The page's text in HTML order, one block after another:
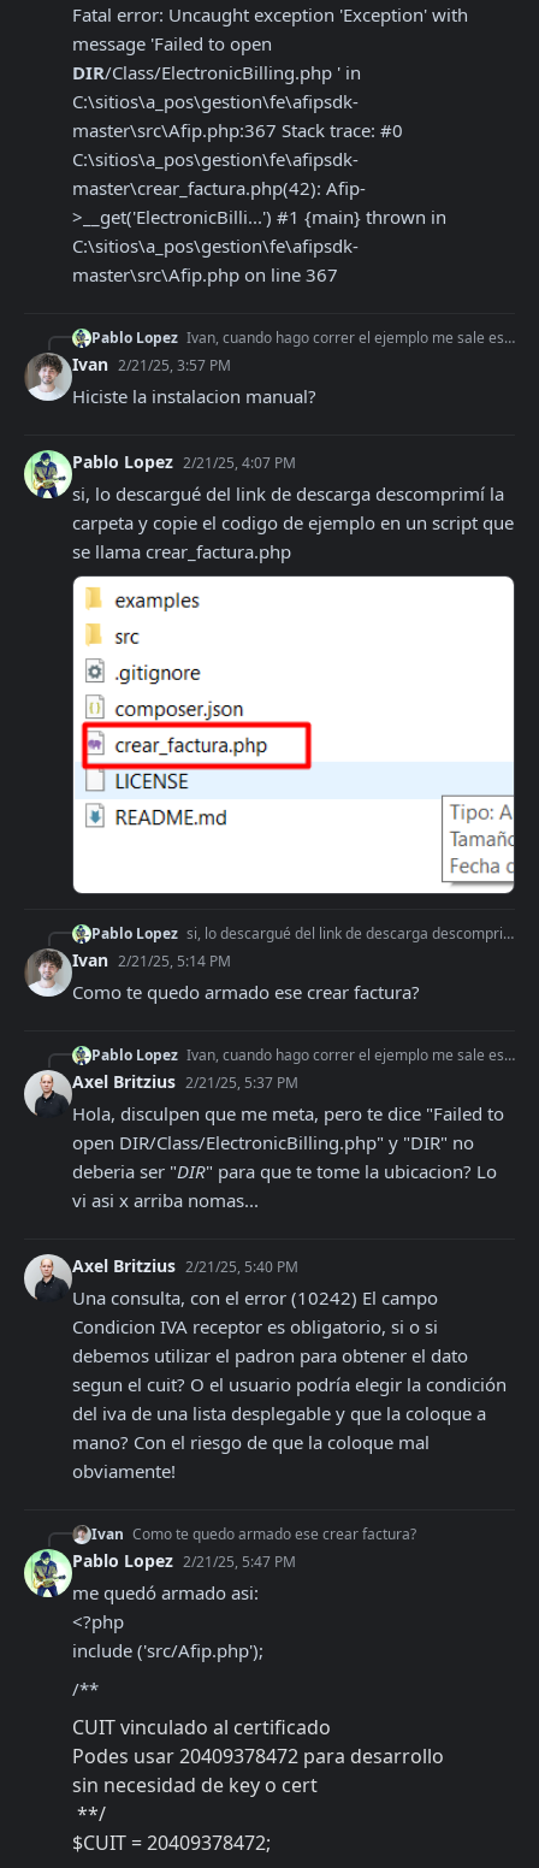
Fatal error: Uncaught exception 'Exception' with
DIR/Class/ElectronicBilling.php ' in
C:\sitios\a_pos\gestion\fe\afipsdk-
master\src\Afip.php:367 Stack trace: #0
C:\sitios\a_pos\gestion\fe\afipsdk-
master\crear_factura.php(42): Afip-
>__get('ElectronicBilli...') #1 {main} thrown in
C:\sitios\a_pos\gestion\fe\afipsdk-
master\src\Afip.php on line 367
Pablo Lopez Ivan, cuando hago correr el ejemplo me sale este error: Fatal error: Uncaught exception 'Exception' with message 'Failed to open __DIR__/Class/ElectronicBilling
Ivan 2/21/25, 3:57 PM
Hiciste la instalacion manual?
Pablo Lopez 2/21/25, 4:07 PM
si, lo descargué del link de descarga descomprimí la
carpeta y copie el codigo de ejemplo en un script que
se llama crear_factura.php
Pablo Lopez si, lo descargué del link de descarga descomprimí la carpeta y copie el codigo de ejemplo en un script que se llama crear_factura.php
Ivan 2/21/25, 5:14 PM
Como te quedo armado ese crear factura?
Pablo Lopez Ivan, cuando hago correr el ejemplo me sale este error: Fatal error: Uncaught exception 'Exception' with message 'Failed to open __DIR__/Class/ElectronicBilling
Axel Britzius 2/21/25, 5:37 PM
Hola, disculpen que me meta, pero te dice "Failed to
open DIR/Class/ElectronicBilling.php" y "DIR" no
deberia ser "DIR" para que te tome la ubicacion? Lo
vi asi x arriba nomas...
Axel Britzius 2/21/25, 5:40 PM
Una consulta, con el error (10242) El campo
Condicion IVA receptor es obligatorio, si o si
debemos utilizar el padron para obtener el dato
segun el cuit? O el usuario podría elegir la condición
del iva de una lista desplegable y que la coloque a
mano? Con el riesgo de que la coloque mal
obviamente!
Ivan Como te quedo armado ese crear factura?
Pablo Lopez 2/21/25, 5:47 PM
me quedó armado asi:
<?php
include ('src/Afip.php');
/**
CUIT vinculado al certificado
Podes usar 20409378472 para desarrollo
sin necesidad de key o cert
$CUIT = 20409378472;